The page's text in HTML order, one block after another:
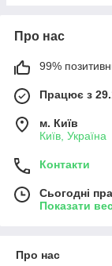
Про нас
99%
Працює з
м. Київ
Київ, Україна
Контакти
Сьогодні
Показати
Про нас